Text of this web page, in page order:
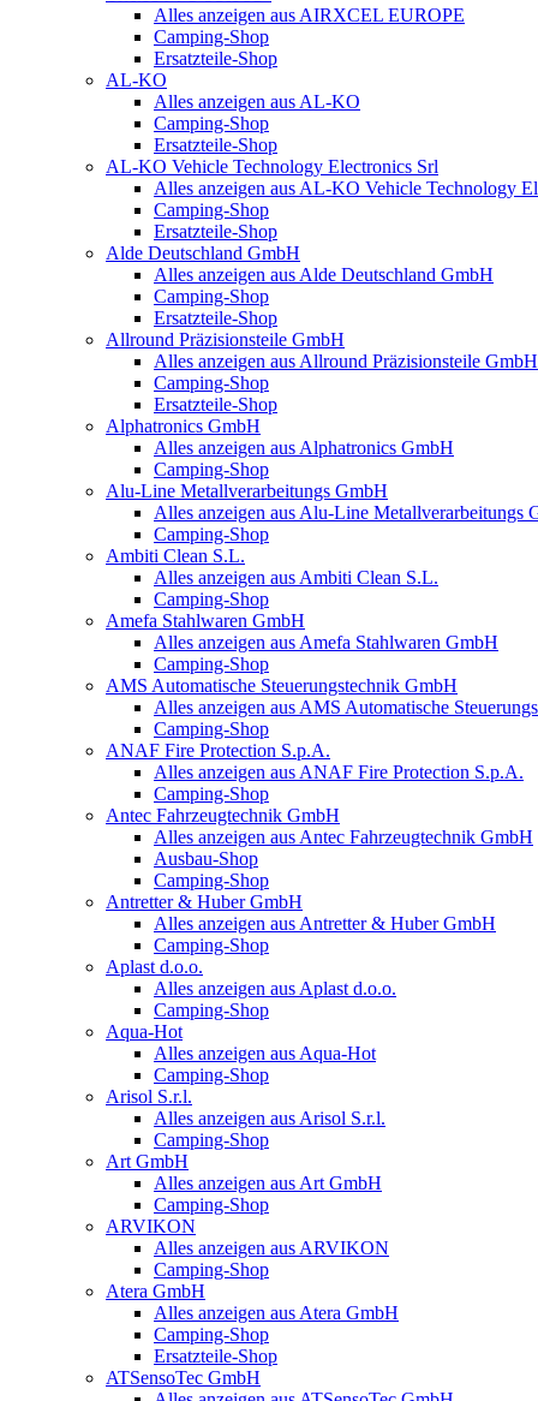
Alles anzeigen aus AIRXCEL EUROPE
Camping-Shop
Ersatzteile-Shop
AL-KO
Alles anzeigen aus AL-KO
Camping-Shop
Ersatzteile-Shop
AL-KO Vehicle Technology Electronics Srl
Alles anzeigen aus AL-KO Vehicle Technology
Camping-Shop
Ersatzteile-Shop
Alde Deutschland GmbH
Alles anzeigen aus Alde Deutschland GmbH
Camping-Shop
Ersatzteile-Shop
Allround Präzisionsteile GmbH
Alles anzeigen aus Allround Präzisionsteile GmbH
Camping-Shop
Ersatzteile-Shop
Alphatronics GmbH
Alles anzeigen aus Alphatronics GmbH
Camping-Shop
Alu-Line Metallverarbeitungs GmbH
Alles anzeigen aus Alu-Line Metallverarbeitungs
Camping-Shop
Ambiti Clean S.L.
Alles anzeigen aus Ambiti Clean S.L.
Camping-Shop
Amefa Stahlwaren GmbH
Alles anzeigen aus Amefa Stahlwaren GmbH
Camping-Shop
AMS Automatische Steuerungstechnik GmbH
Alles anzeigen aus AMS Automatische
Camping-Shop
ANAF Fire Protection S.p.A.
Alles anzeigen aus ANAF Fire Protection S.p.A.
Camping-Shop
Antec Fahrzeugtechnik GmbH
Alles anzeigen aus Antec Fahrzeugtechnik GmbH
Ausbau-Shop
Camping-Shop
Antretter & Huber GmbH
Alles anzeigen aus Antretter & Huber GmbH
Camping-Shop
Aplast d.o.o.
Alles anzeigen aus Aplast d.o.o.
Camping-Shop
Aqua-Hot
Alles anzeigen aus Aqua-Hot
Camping-Shop
Arisol S.r.l.
Alles anzeigen aus Arisol S.r.l.
Camping-Shop
Art GmbH
Alles anzeigen aus Art GmbH
Camping-Shop
ARVIKON
Alles anzeigen aus ARVIKON
Camping-Shop
Atera GmbH
Alles anzeigen aus Atera GmbH
Camping-Shop
Ersatzteile-Shop
ATSensoTec GmbH